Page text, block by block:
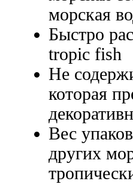
морская
Быстро
tropic fish
Не
которая
Вес
других